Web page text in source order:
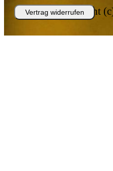
Copyright
Vertrag widerrufen